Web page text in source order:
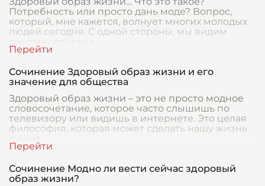
Потребность или просто дань моде? Вопрос,
который, мне кажется, волнует многих молодых
людей сегодня. С одной стороны, мы видим
Сочинение Здоровый образ жизни и его
значение для общества
Здоровый образ жизни – это не просто модное
словосочетание, которое часто слышишь по
телевизору или видишь в интернете. Это целая
философия, которая может сделать нашу жизнь
Сочинение Модно ли вести сейчас здоровый
образ жизни?